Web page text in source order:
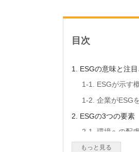
目次
1. ESGの意味と注
1-1. ESGが示す
1-2. 企業がESG
2. ESGの3つの要素
2-1. 環境への配
2-2. 社会に対す
もっと見る